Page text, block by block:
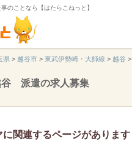
のことなら【はたらこねっと】
県 > 越谷市 > 東武伊勢崎・大師線 > 越谷 >
派遣の求人募集
に関連するページがあります